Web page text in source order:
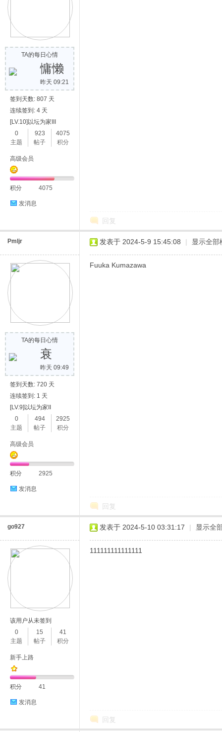
TA的每日心情
慵懒
昨天 09:21
签到天数: 807 天
连续签到: 4 天
[LV.10]以坛为家III
0
主题
923
帖子
4075
积分
高级会员
积分 4075
发消息
回复
Pmljr
TA的每日心情
衰
昨天 09:49
签到天数: 720 天
连续签到: 1 天
[LV.9]以坛为家II
0
主题
494
帖子
2925
积分
高级会员
积分 2925
发消息
发表于 2024-5-9 15:45:08 | 显示全部
Fuuka Kumazawa
回复
go927
该用户从未签到
0
主题
15
帖子
41
积分
新手上路
积分 41
发消息
发表于 2024-5-10 03:31:17 | 显示全
111111111111111
回复